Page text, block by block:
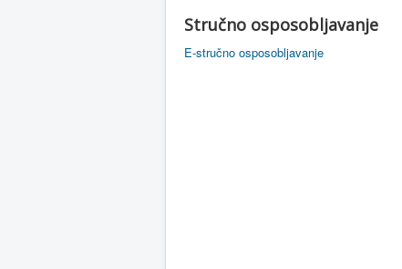
Stručno osposobljavanje
E-stručno osposobljavanje